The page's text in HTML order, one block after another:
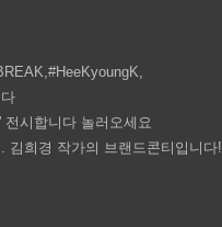
전시합니다 놀러오세요
김희경 작가의 브랜드콘티입니다!